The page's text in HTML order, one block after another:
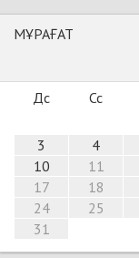
МҰРАҒАТ
Дс Сс
3
4
10
11
17
18
24
25
31